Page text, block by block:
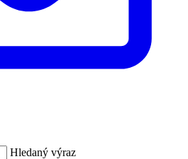
Hledaný výraz